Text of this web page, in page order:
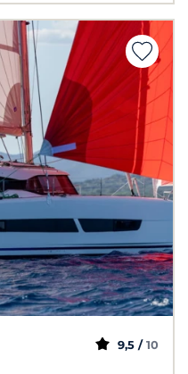
9,5 / 10